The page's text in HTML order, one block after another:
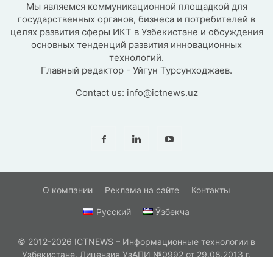
Мы являемся коммуникационной площадкой для
государственных органов, бизнеса и потребителей в
целях развития сферы ИКТ в Узбекистане и обсуждения
основных тенденций развития инновационных
технологий.
Главный редактор - Уйгун Турсунходжаев.
Contact us: info@ictnews.uz
О компании Реклама на сайте Контакты
Русский Ўзбекча
© 2012-2026 ICTNEWS – Информационные технологии в
Узбекистане. Лицензия УзАПИ №0992 от 29.08.2013 г.